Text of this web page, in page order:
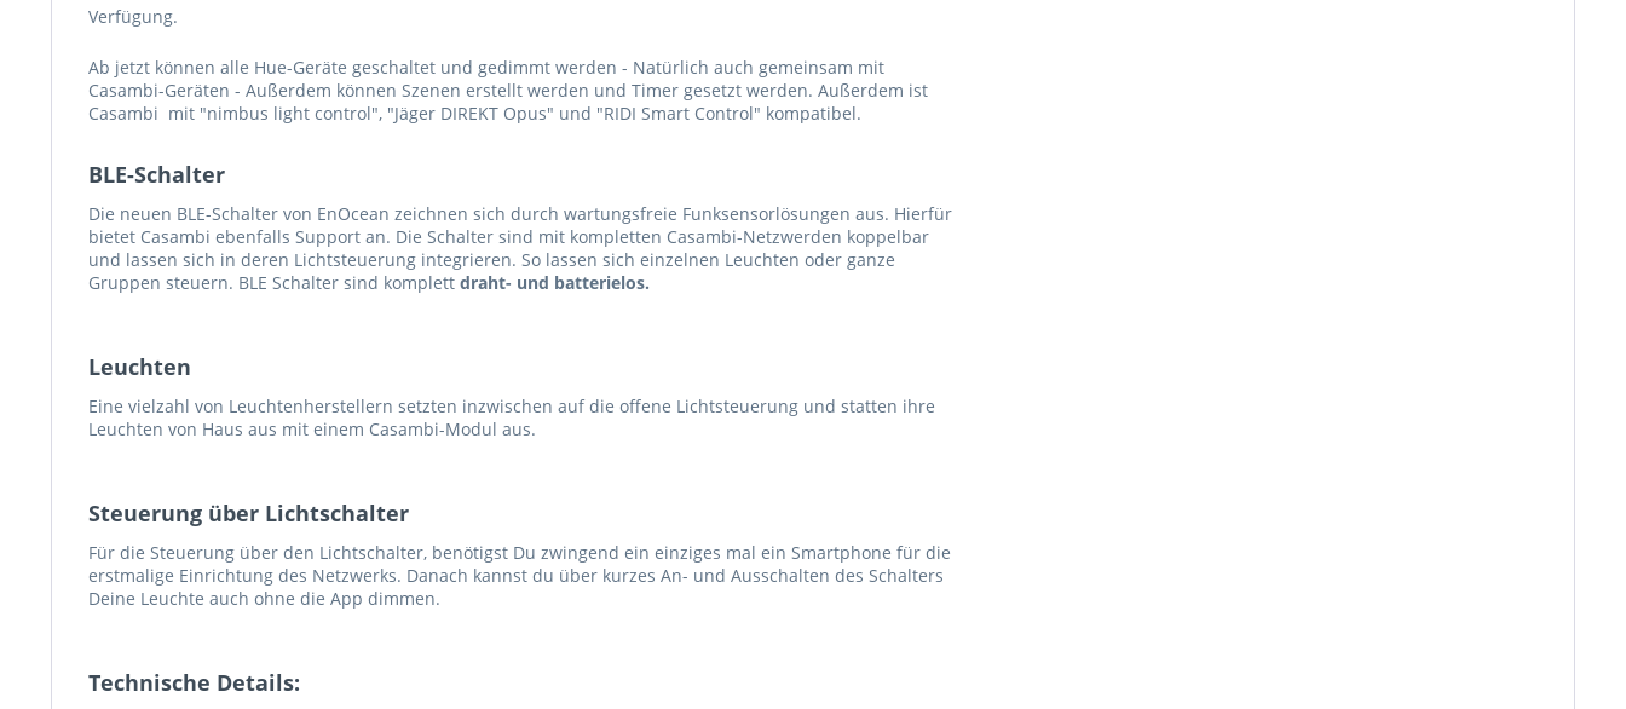
Verfügung.
Ab jetzt können alle Hue-Geräte geschaltet und gedimmt werden - Natürlich auch gemeinsam mit
Casambi-Geräten - Außerdem können Szenen erstellt werden und Timer gesetzt werden. Außerdem ist
Casambi mit "nimbus light control", "Jäger DIREKT Opus" und "RIDI Smart Control" kompatibel.
BLE-Schalter
Die neuen BLE-Schalter von EnOcean zeichnen sich durch wartungsfreie Funksensorlösungen aus. Hierfür
bietet Casambi ebenfalls Support an. Die Schalter sind mit kompletten Casambi-Netzwerden koppelbar
und lassen sich in deren Lichtsteuerung integrieren. So lassen sich einzelnen Leuchten oder ganze
Gruppen steuern. BLE Schalter sind komplett draht- und batterielos.
Leuchten
Eine vielzahl von Leuchtenherstellern setzten inzwischen auf die offene Lichtsteuerung und statten ihre
Leuchten von Haus aus mit einem Casambi-Modul aus.
Steuerung über Lichtschalter
Für die Steuerung über den Lichtschalter, benötigst Du zwingend ein einziges mal ein Smartphone für die
erstmalige Einrichtung des Netzwerks. Danach kannst du über kurzes An- und Ausschalten des Schalters
Deine Leuchte auch ohne die App dimmen.
Technische Details: